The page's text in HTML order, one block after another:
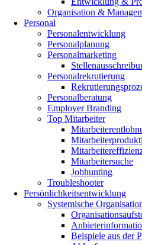
Organisation &
Personal
Personalentwicklung
Personalplanung
Personalmarketing
Personalrekrutierung
Personalberatung
Employer Branding
Top Mitarbeiter
Mitarbeitersuche
Jobhunting
Troubleshooter
Persönlichkeitsentwicklung
Systemische
Beispiele aus der